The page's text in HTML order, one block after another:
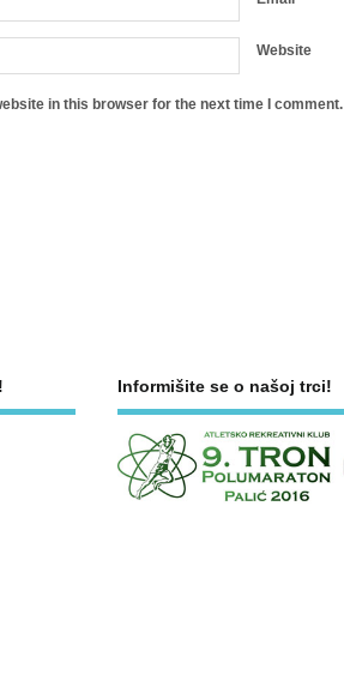
Website
in this browser for the next time I comment.
Informišite se o našoj trci!